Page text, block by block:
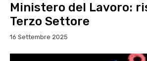
Ministero del Lavoro:
Terzo Settore
16 Settembre 2025